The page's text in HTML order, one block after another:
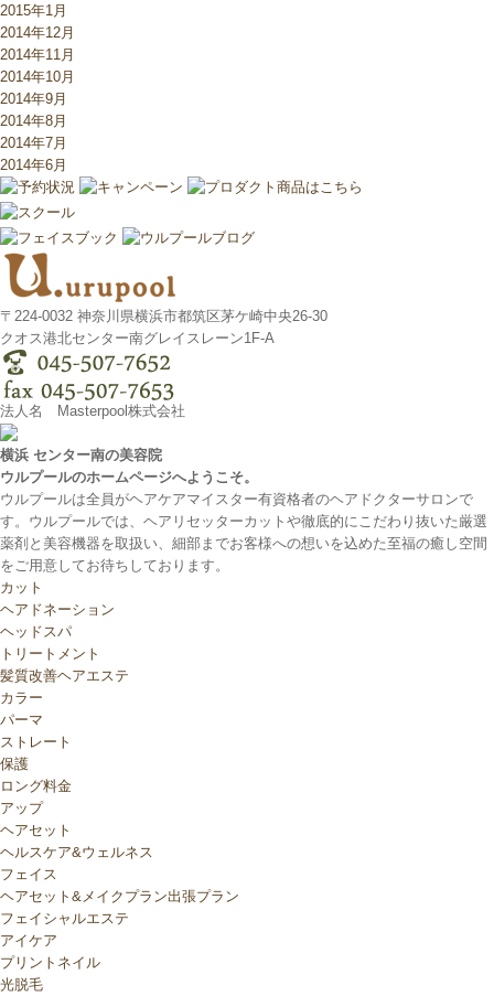
2015年1月
2014年12月
2014年11月
2014年10月
2014年9月
2014年8月
2014年7月
2014年6月
〒224-0032 神奈川県横浜市都筑区茅ケ崎中央26-30
クオス港北センター南グレイスレーン1F‐A
法人名 Masterpool株式会社
横浜 センター南の美容院
ウルプールのホームページへようこそ。
ウルプールは全員がヘアケアマイスター有資格者のヘアドクターサロンで
す。ウルプールでは、ヘアリセッターカットや徹底的にこだわり抜いた厳選
薬剤と美容機器を取扱い、細部までお客様への想いを込めた至福の癒し空間
をご用意してお待ちしております。
カット
ヘアドネーション
ヘッドスパ
トリートメント
髪質改善ヘアエステ
カラー
パーマ
ストレート
保護
ロング料金
アップ
ヘアセット
ヘルスケア&ウェルネス
フェイス
ヘアセット&メイクプラン出張プラン
フェイシャルエステ
アイケア
プリントネイル
光脱毛